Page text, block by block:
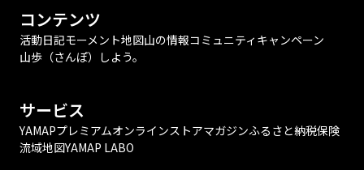
コンテンツ
活動日記モーメント地図山の情報コミュニティ キャンペーン
山歩（さんぽ）しよう。
サービス
YAMAPプレミアムオンラインストアマガジンふるさと納税保険
流域地図YAMAP LABO